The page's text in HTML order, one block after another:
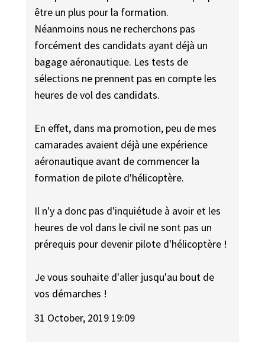
être un plus pour la formation.
Néanmoins nous ne recherchons pas
forcément des candidats ayant déjà un
bagage aéronautique. Les tests de
sélections ne prennent pas en compte les
heures de vol des candidats.
En effet, dans ma promotion, peu de mes
camarades avaient déjà une expérience
aéronautique avant de commencer la
formation de pilote d'hélicoptère.
Il n'y a donc pas d'inquiétude à avoir et les
heures de vol dans le civil ne sont pas un
prérequis pour devenir pilote d'hélicoptère !
Je vous souhaite d'aller jusqu'au bout de
vos démarches !
31 October, 2019 19:09